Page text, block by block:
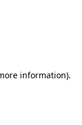
information).